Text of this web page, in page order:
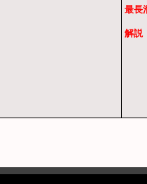
最長
解説